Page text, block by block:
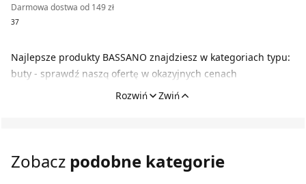
Darmowa dostwa od 149 zł
37
Najlepsze produkty BASSANO znajdziesz w kategoriach typu:
buty - sprawdź naszą ofertę w okazyjnych cenach
Rozwiń
Zwiń
Zobacz podobne kategorie